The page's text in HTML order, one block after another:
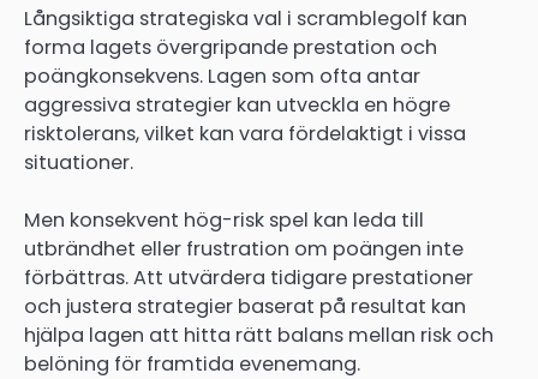
Långsiktiga strategiska val i scramblegolf kan
forma lagets övergripande prestation och
poängkonsekvens. Lagen som ofta antar
aggressiva strategier kan utveckla en högre
risktolerans, vilket kan vara fördelaktigt i vissa
situationer.
Men konsekvent hög-risk spel kan leda till
utbrändhet eller frustration om poängen inte
förbättras. Att utvärdera tidigare prestationer
och justera strategier baserat på resultat kan
hjälpa lagen att hitta rätt balans mellan risk och
belöning för framtida evenemang.